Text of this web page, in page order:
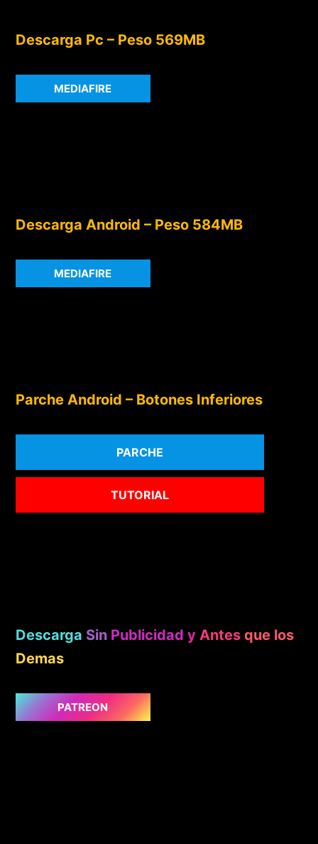
Descarga Pc – Peso 569MB
MEDIAFIRE
Descarga Android – Peso 584MB
MEDIAFIRE
Parche Android – Botones Inferiores
PARCHE
TUTORIAL
Descarga Sin Publicidad y Antes que los
Demas
PATREON